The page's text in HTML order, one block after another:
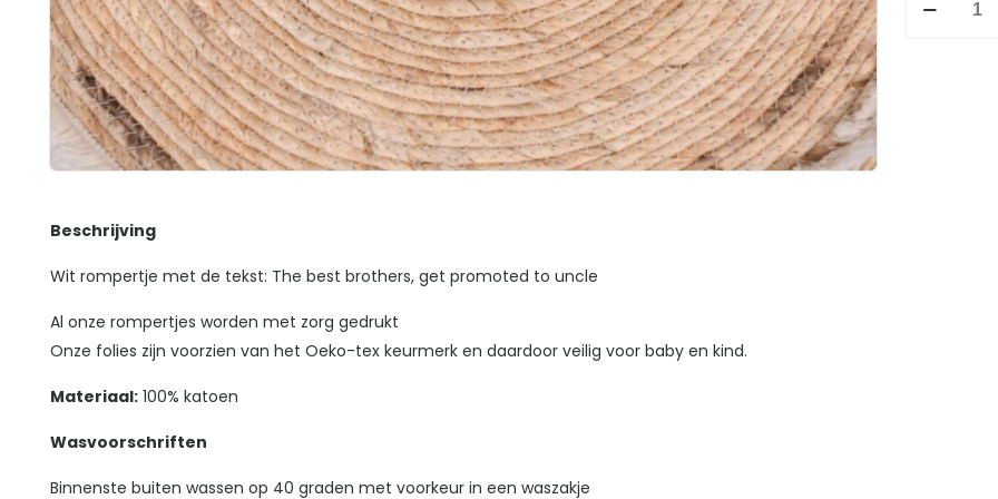
Beschrijving
Wit rompertje met de tekst: The best brothers, get promoted to uncle
Al onze rompertjes worden met zorg gedrukt
Onze folies zijn voorzien van het Oeko-tex keurmerk en daardoor veilig voor baby en kind.
Materiaal:100% katoen
Wasvoorschriften
Binnenste buiten wassen op 40 graden met voorkeur in een waszakje